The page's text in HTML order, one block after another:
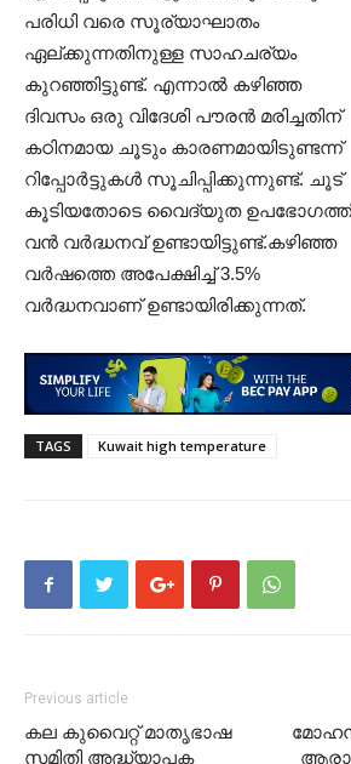
പരിധി വരെ സൂര്യാഘാതം
ഏല്ക്കുന്നതിനുള്ള സാഹചര്യം
കുറഞ്ഞിട്ടുണ്ട്. എന്നാല്‍ കഴിഞ്ഞ
ദിവസം ഒരു വിദേശി പൗരന്‍ മരിച്ചതിന്
കഠിനമായ ചൂടും കാരണമായിടുണ്ടന്ന്
റിപ്പോര്‍ട്ടുകള്‍ സൂചിപ്പിക്കുന്നുണ്ട്. ചൂട്
കൂടിയതോടെ വൈദ്യുത
വൻ വര്‍ദ്ധനവ് ഉണ്ടായിട്ടുണ്ട്.കഴിഞ്ഞ
വർഷത്തെ അപേക്ഷിച്ച് 3.5%
വർദ്ധനവാണ് ഉണ്ടായിരിക്കുന്നത്.
TAGS Kuwait high temperature
Previous article
കല കുവൈറ്റ് മാതൃഭാഷ
സമിതി അദ്ധ്യാപക